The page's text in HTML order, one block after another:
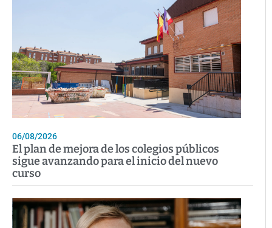
06/08/2026
El plan de mejora de los colegios públicos
sigue avanzando para el inicio del nuevo
curso